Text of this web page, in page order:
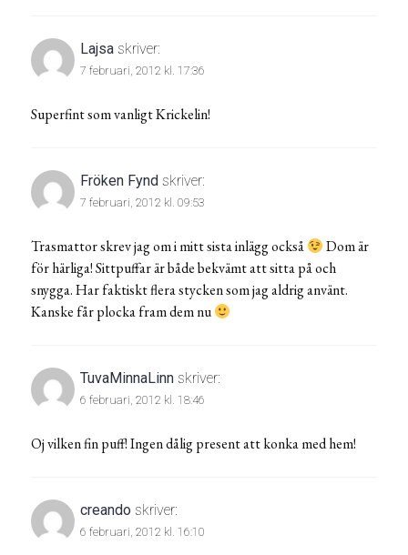
Lajsa skriver:
7 februari, 2012 kl. 17:36
Superfint som vanligt Krickelin!
Fröken Fynd skriver:
7 februari, 2012 kl. 09:53
Trasmattor skrev jag om i mitt sista inlägg också
Dom är
för härliga! Sittpuffar är både bekvämt att sitta på och
snygga. Har faktiskt flera stycken som jag aldrig använt.
Kanske får plocka fram dem nu
TuvaMinnaLinn skriver:
6 februari, 2012 kl. 18:46
Oj vilken fin puff! Ingen dålig present att konka med hem!
creando skriver:
6 februari, 2012 kl. 16:10